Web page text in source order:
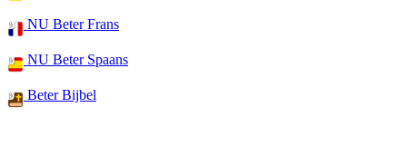
NU Beter Frans
NU Beter Spaans
Beter Bijbel